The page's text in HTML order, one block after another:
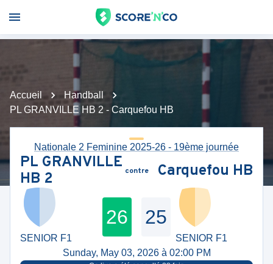
Accueil
Handball
PL GRANVILLE HB 2 - Carquefou HB
Nationale 2 Feminine 2025-26 - 19ème journée
PL GRANVILLE
HB 2
contre Carquefou HB
SENIOR F1
26 25
SENIOR F1
Sunday, May 03, 2026 à 02:00 PM